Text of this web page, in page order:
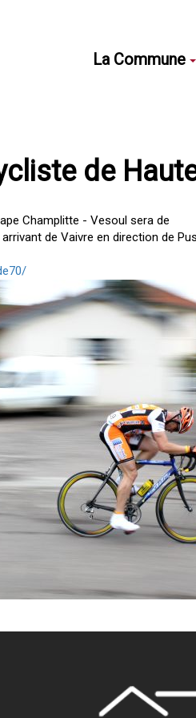
La Commune
de
Champlitte - Vesoul sera de
de Vaivre en direction de